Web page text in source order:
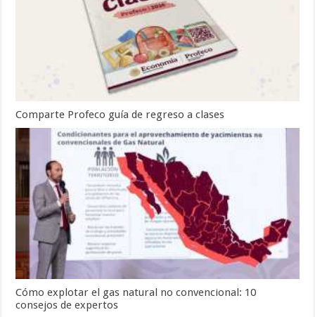
Comparte Profeco guía de regreso a clases
Cómo explotar el gas natural no convencional: 10
consejos de expertos